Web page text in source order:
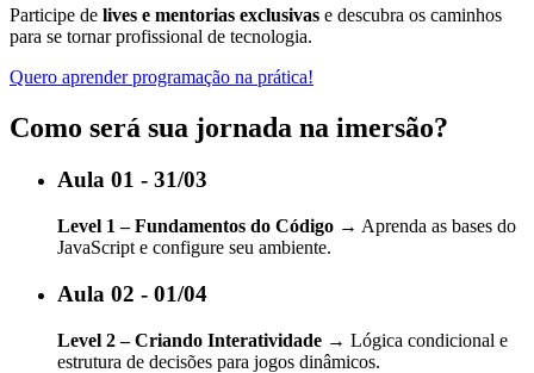
Participe de lives e mentorias exclusivas e descubra os caminhos
para se tornar profissional de tecnologia.
Quero aprender programação na prática!
Como será sua jornada na imersão?
Aula 01 - 31/03
Level 1 – Fundamentos do Código → Aprenda as bases do
JavaScript e configure seu ambiente.
Aula 02 - 01/04
Level 2 – Criando Interatividade → Lógica condicional e
estrutura de decisões para jogos dinâmicos.